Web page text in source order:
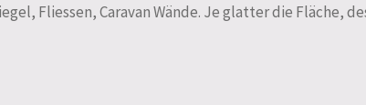
Fliessen, Caravan Wände. Je glatter die Fläche,